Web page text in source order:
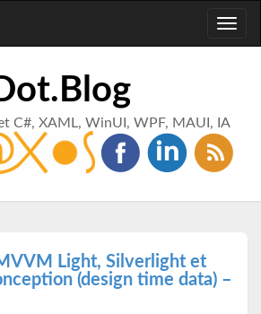
C#, XAML, WinUI, WPF, MAUI, IA
Light, Silverlight et
(design time data) –